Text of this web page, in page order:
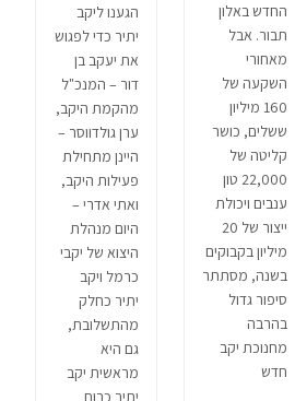
החדש באלון
תבור. אבל
מאחורי
השקעה של
160 מיליון
ששלים, כושר
קליטה של
22,000 טון
ענבים ויכולת
ייצור של 20
מיליון בקבוקים
בשנה, מסתתר
סיפור גדול
בהרבה
מחנוכת יקב
חדש
הגענו ליקב
יתיר כדי לפגוש
את יעקב בן
דור – המנכ"ל
מהקמת היקב,
ערן גולדווסר –
היינן מתחילת
פעילות היקב,
ואתי אדרי –
היום מנהלת
היצוא של יקבי
כרמל ויקב
יתיר כחלק
מהתשלובת,
גם היא
מראשית יקב
יתיר כרוח